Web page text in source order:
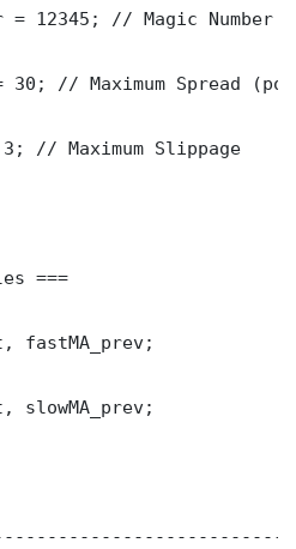
= 12345; // Magic Number
30; // Maximum Spread
// Maximum Slippage
===
fastMA_prev;
slowMA_prev;